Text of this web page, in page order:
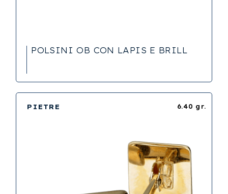
POLSINI OB CON LAPIS E BRILL
6.40 gr.
PIETRE